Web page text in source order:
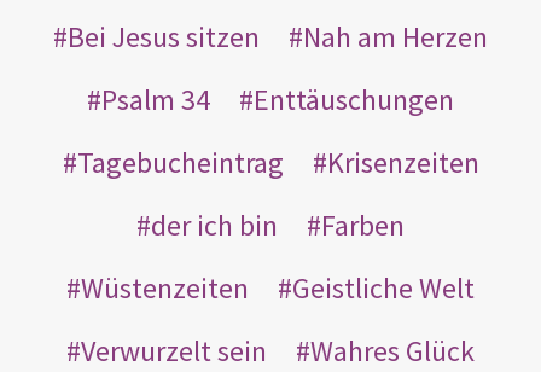
Bei Jesus sitzen
Nah am Herzen
Psalm 34
Enttäuschungen
Tagebucheintrag
Krisenzeiten
der ich bin
Farben
Wüstenzeiten
Geistliche Welt
Verwurzelt sein
Wahres Glück